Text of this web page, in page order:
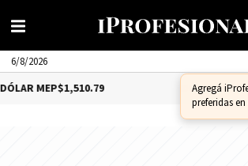
6/8/2026
$1,510.79 DÓLAR CCL$1,559.41